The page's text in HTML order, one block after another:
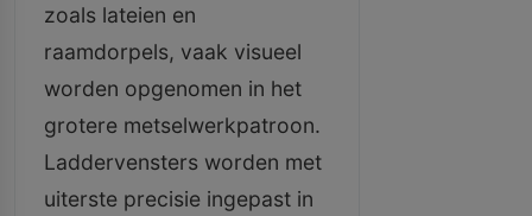
zoals lateien en
raamdorpels, vaak visueel
worden opgenomen in het
grotere metselwerkpatroon.
Laddervensters worden met
uiterste precisie ingepast in